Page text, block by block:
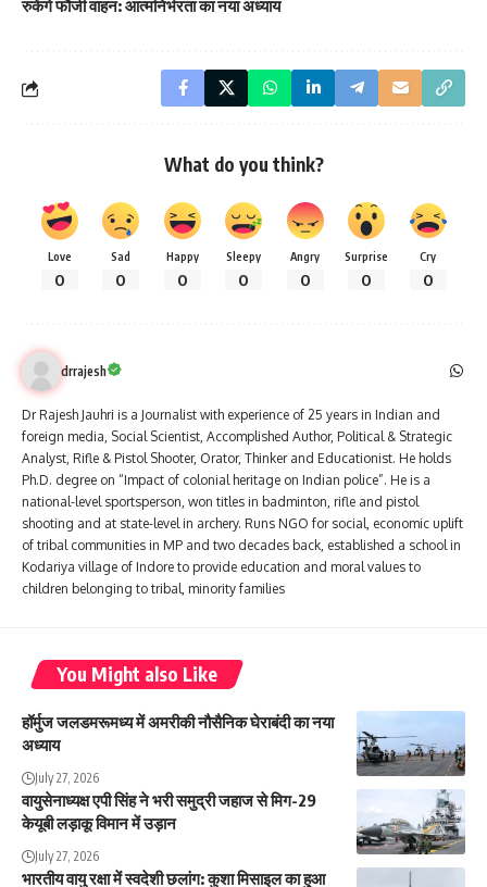
रुकेंगे फौजी वाहन: आत्मनिर्भरता का नया अध्याय
What do you think?
Love
0
Sad
0
Happy
0
Sleepy
0
Angry
0
Surprise
0
Cry
0
drrajesh
Dr Rajesh Jauhri is a Journalist with experience of 25 years in Indian and
foreign media, Social Scientist, Accomplished Author, Political & Strategic
Analyst, Rifle & Pistol Shooter, Orator, Thinker and Educationist. He holds
Ph.D. degree on “Impact of colonial heritage on Indian police”. He is a
national-level sportsperson, won titles in badminton, rifle and pistol
shooting and at state-level in archery. Runs NGO for social, economic uplift
of tribal communities in MP and two decades back, established a school in
Kodariya village of Indore to provide education and moral values to
children belonging to tribal, minority families
You Might also Like
हॉर्मुज जलडमरूमध्य में अमरीकी नौसैनिक घेराबंदी का नया
अध्याय
July 27, 2026
वायुसेनाध्यक्ष एपी सिंह ने भरी समुद्री जहाज से मिग-29
केयूबी लड़ाकू विमान में उड़ान
July 27, 2026
भारतीय वायु रक्षा में स्वदेशी छलांग: कुशा मिसाइल का हुआ